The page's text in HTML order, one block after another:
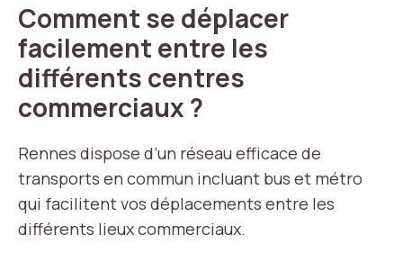
Comment se déplacer
facilement entre les
différents centres
commerciaux ?
Rennes dispose d’un réseau efficace de
transports en commun incluant bus et métro
qui facilitent vos déplacements entre les
différents lieux commerciaux.